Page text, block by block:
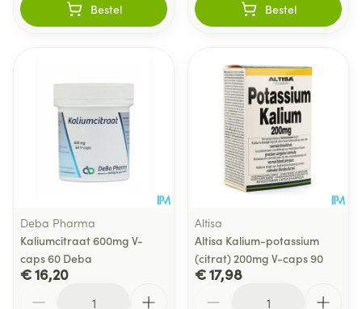
Bestel Bestel
Deba Pharma
Kaliumcitraat 600mg V-
caps 60 Deba
€ 16,20
Altisa
Altisa Kalium-potassium
(citrat) 200mg V-caps 90
€ 17,98